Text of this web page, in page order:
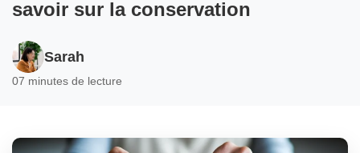
savoir sur la conservation
Sarah
07 minutes de lecture